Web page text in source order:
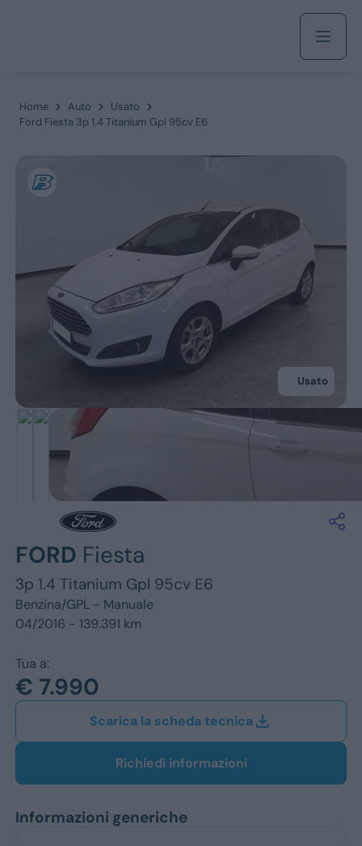
Azienda
Servizi
Fiat
Jeep
Vedi tutti i marchi
Home Auto
Usato
Ford Fiesta 3p 1.4 Titanium Gpl 95cv E6
Usato
FORD Fiesta
3p 1.4 Titanium Gpl 95cv E6
Benzina/GPL - Manuale
04/2016 - 139.391 km
Tua a:
€ 7.990
Scarica la scheda tecnica
Richiedi informazioni
Informazioni generiche